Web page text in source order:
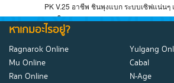
PK V.25 อาชีพ ชินพุงแบก ระบบเซิฟแน่นๆ
หายใจ
หาเกมอะไรอยู่?
Ragnarok Online
Yulgang
Mu Online
Cabal
Ran Online
N-Age